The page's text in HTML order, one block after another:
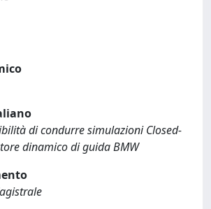
di condurre simulazioni Closed-
dinamico di guida BMW